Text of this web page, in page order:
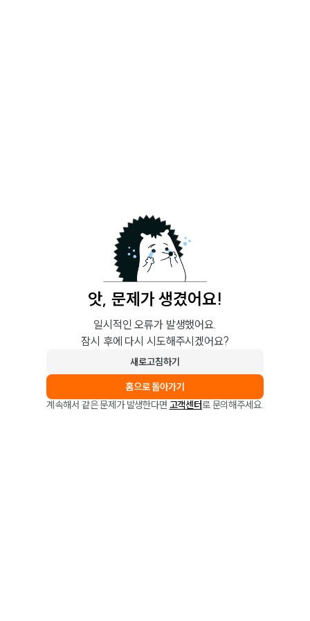
앗, 문제가 생겼어요!
일시적인 오류가 발생했어요.
잠시 후에 다시 시도해주시겠어요?
새로고침하기
홈으로 돌아가기
계속해서 같은 문제가 발생한다면 고객센터로 문의해주세요.